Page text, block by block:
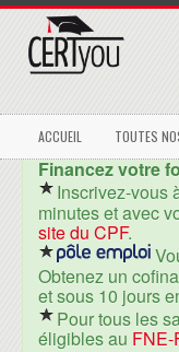
ACCUEIL TOUTES
Financez votre
Inscrivez-vous
minutes et avec
site du CPF.
Obtenez un
et sous 10 jours
Pour tous les
éligibles au FNE-